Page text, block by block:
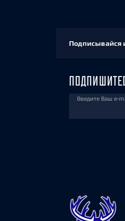
Подписывайся
Введите Ваш e-